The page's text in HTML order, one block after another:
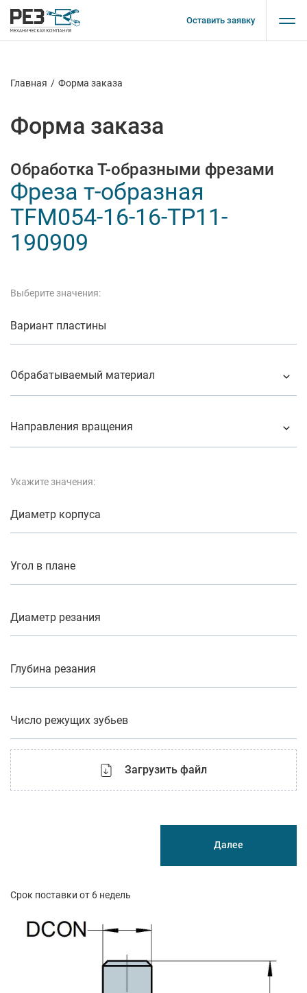
Оставить заявку
Главная / Форма заказа
Форма заказа
Срок поставки от 6 недель
Обработка Т-образными фрезами
Фреза т-образная
TFM054-16-16-TP11-
190909
Выберите значения:
Вариант пластины
Обрабатываемый материал
Направления вращения
Укажите значения:
Диаметр корпуса
Угол в плане
Диаметр резания
Глубина резания
Число режущих зубьев
Загрузить файл
Далее